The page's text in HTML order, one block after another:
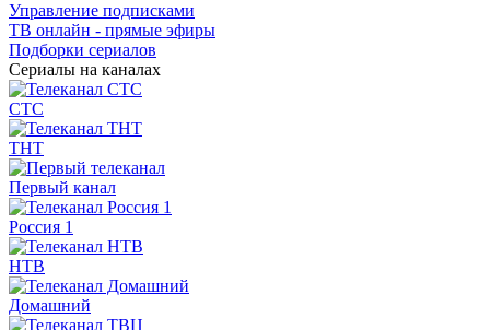
Управление подписками
ТВ онлайн - прямые эфиры
Подборки сериалов
Сериалы на каналах
СТС
ТНТ
Первый канал
Россия 1
НТВ
Домашний